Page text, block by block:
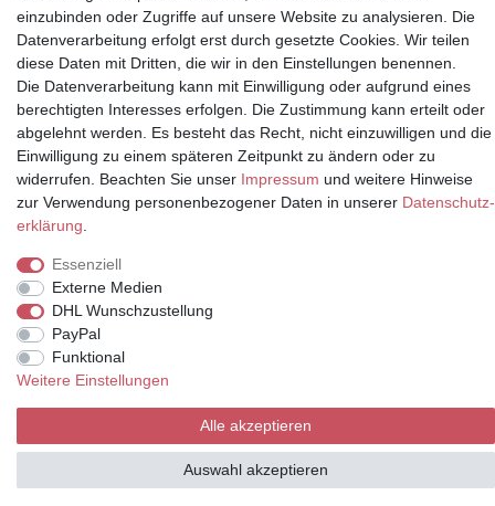
Partner
* Alle Preise inkl.
Mehrwertsteuer und zuzüglich
Versand | **ehemaliger
Verkäuferpreis
© Copyright 2026 | Alle Rechte vorbehalten.
einzubinden oder Zugriffe auf unsere Website zu analysieren. Die
Datenverarbeitung erfolgt erst durch gesetzte Cookies. Wir teilen
diese Daten mit Dritten, die wir in den Einstellungen benennen.
Die Datenverarbeitung kann mit Einwilligung oder aufgrund eines
berechtigten Interesses erfolgen. Die Zustimmung kann erteilt oder
abgelehnt werden. Es besteht das Recht, nicht einzuwilligen und die
Einwilligung zu einem späteren Zeitpunkt zu ändern oder zu
widerrufen. Beachten Sie unser Impressum und weitere Hinweise
zur Verwendung personenbezogener Daten in unserer Daten­schutz­
erklärung
Essenziell
Externe Medien
DHL Wunschzustellung
PayPal
Funktional
Weitere Einstellungen
Alle akzeptieren
Auswahl akzeptieren